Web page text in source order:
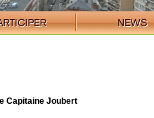
Capitaine Joubert